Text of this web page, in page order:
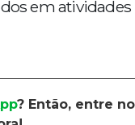
em atividades
? Então, entre